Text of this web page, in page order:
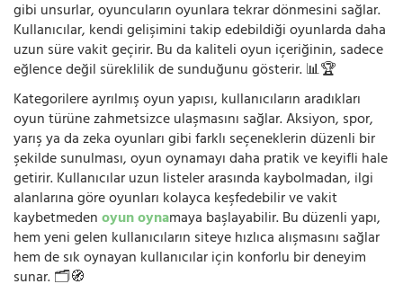
gibi unsurlar, oyuncuların oyunlara tekrar dönmesini sağlar.
Kullanıcılar, kendi gelişimini takip edebildiği oyunlarda daha
uzun süre vakit geçirir. Bu da kaliteli oyun içeriğinin, sadece
eğlence değil süreklilik de sunduğunu gösterir. 📊🏆
Kategorilere ayrılmış oyun yapısı, kullanıcıların aradıkları
oyun türüne zahmetsizce ulaşmasını sağlar. Aksiyon, spor,
yarış ya da zeka oyunları gibi farklı seçeneklerin düzenli bir
şekilde sunulması, oyun oynamayı daha pratik ve keyifli hale
getirir. Kullanıcılar uzun listeler arasında kaybolmadan, ilgi
alanlarına göre oyunları kolayca keşfedebilir ve vakit
kaybetmedenoyun oynamaya başlayabilir. Bu düzenli yapı,
hem yeni gelen kullanıcıların siteye hızlıca alışmasını sağlar
hem de sık oynayan kullanıcılar için konforlu bir deneyim
sunar. 🗂️🧭